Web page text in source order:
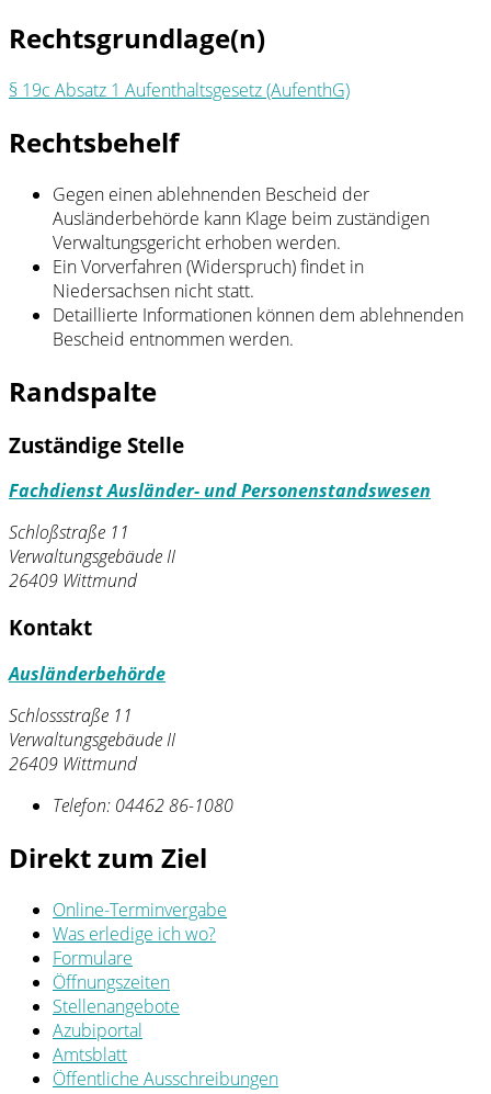
Rechtsgrundlage(n)
§ 19c Absatz 1 Aufenthaltsgesetz (AufenthG)
Rechtsbehelf
Gegen einen ablehnenden Bescheid der
Ausländerbehörde kann Klage beim zuständigen
Verwaltungsgericht erhoben werden.
Ein Vorverfahren (Widerspruch) findet in
Niedersachsen nicht statt.
Detaillierte Informationen können dem ablehnenden
Bescheid entnommen werden.
Randspalte
Zuständige Stelle
Fachdienst Ausländer- und Personenstandswesen
Schloßstraße 11
Verwaltungsgebäude II
26409 Wittmund
Kontakt
Ausländerbehörde
Schlossstraße 11
Verwaltungsgebäude II
26409 Wittmund
Telefon: 04462 86-1080
Direkt zum Ziel
Online-Terminvergabe
Was erledige ich wo?
Formulare
Öffnungszeiten
Stellenangebote
Azubiportal
Amtsblatt
Öffentliche Ausschreibungen